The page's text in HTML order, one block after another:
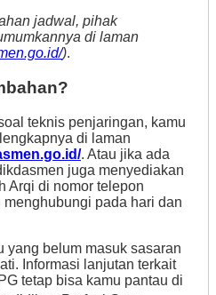
jadwal, pihak
di laman
).
teknis penjaringan, kamu
di laman
. Atau jika ada
juga menyediakan
Arqi di nomor telepon
menghubungi pada hari dan
yang belum masuk sasaran
Informasi lanjutan terkait
tetap bisa kamu pantau di